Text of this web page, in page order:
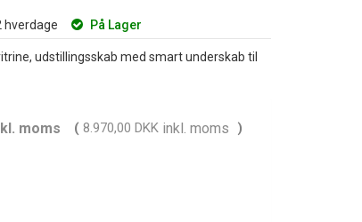
hverdage På Lager
udstillingsskab med smart underskab til
moms ( 8.970,00 DKK inkl. moms )